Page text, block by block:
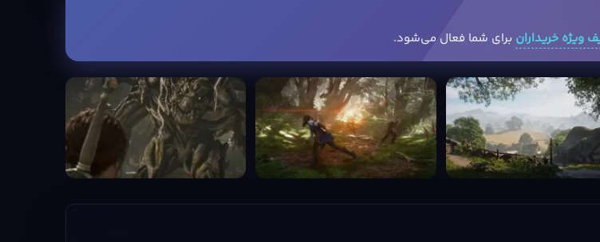
ویژه خریداران برای شما فعال می‌شود.